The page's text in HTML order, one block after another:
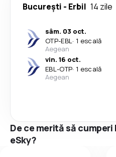
București - Erbil 14 zile
sâm. 03 oct.
OTP-EBL· 1 escală
Aegean
vin. 16 oct.
EBL-OTP· 1 escală
Aegean
De ce merită să
eSky?